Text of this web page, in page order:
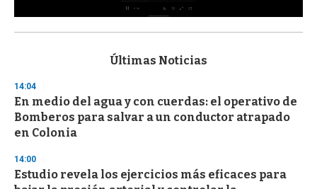
s
d
s
o
f
3
s
e
c
Últimas Noticias
14:04
En medio del agua y con cuerdas: el operativo de
Bomberos para salvar a un conductor atrapado
en Colonia
14:00
Estudio revela los ejercicios más eficaces para